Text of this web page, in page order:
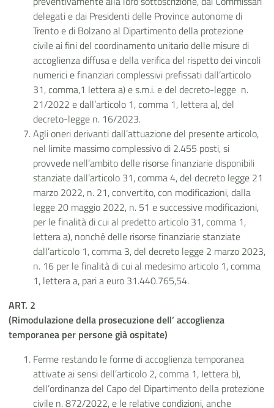
delegati e dai Presidenti delle Province autonome di
Trento e di Bolzano al Dipartimento della protezione
civile ai fini del coordinamento unitario delle misure di
accoglienza diffusa e della verifica del rispetto dei vincoli
numerici e finanziari complessivi prefissati dall’articolo
31, comma,1 lettera a) e s.m.i. e del decreto-legge n.
21/2022 e dall’articolo 1, comma 1, lettera a), del
decreto-legge n. 16/2023.
Agli oneri derivanti dall’attuazione del presente articolo,
nel limite massimo complessivo di 2.455 posti, si
provvede nell’ambito delle risorse finanziarie disponibili
stanziate dall’articolo 31, comma 4, del decreto legge 21
marzo 2022, n. 21, convertito, con modificazioni, dalla
legge 20 maggio 2022, n. 51 e successive modificazioni,
per le finalità di cui al predetto articolo 31, comma 1,
lettera a), nonché delle risorse finanziarie stanziate
dall’articolo 1, comma 3, del decreto legge 2 marzo 2023,
n. 16 per le finalità di cui al medesimo articolo 1, comma
1, lettera a, pari a euro 31.440.765,54.
ART. 2
(Rimodulazione della prosecuzione dell’ accoglienza
temporanea per persone già ospitate)
Ferme restando le forme di accoglienza temporanea
attivate ai sensi dell’articolo 2, comma 1, Iettera b),
dell’ordinanza del Capo del Dipartimento della protezione
civile n. 872/2022, e le relative condizioni, anche